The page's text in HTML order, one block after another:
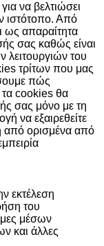
να βελτιώσει
ιστότοπο. Από
ως απαραίτητα
σας καθώς είναι
λειτουργιών του
τρίτων που μας
πώς
τα cookies θα
σας μόνο με τη
να εξαιρεθείτε
από ορισμένα από
εκτέλεση
του
μέσων
και άλλες